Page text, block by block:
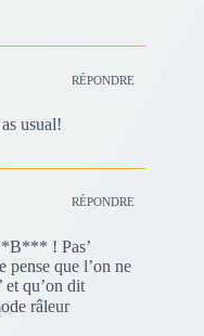
RÉPONDRE
usual!
RÉPONDRE
! Pas’
pense que l’on ne
et qu’on dit
râleur